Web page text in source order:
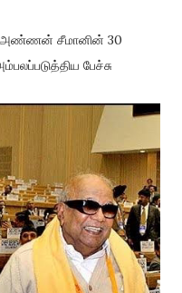
அண்ணன் சீமானின் 30
பேச்சு